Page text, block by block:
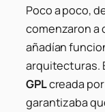
Poco a poco,
comenzaron a
añadían
arquitecturas.
GPLcreada
garantizaba